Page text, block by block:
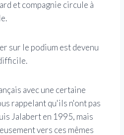
et compagnie circule à
sur le podium est devenu
avec une certaine
rappelant qu'ils n'ont pas
Jalabert en 1995, mais
vers ces mêmes